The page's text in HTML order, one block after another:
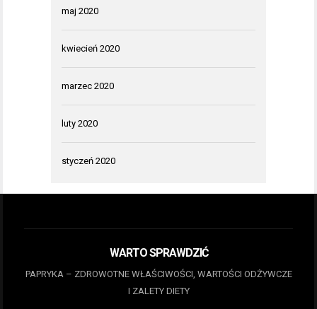
maj 2020
kwiecień 2020
marzec 2020
luty 2020
styczeń 2020
WARTO SPRAWDZIĆ
PAPRYKA – ZDROWOTNE WŁAŚCIWOŚCI, WARTOŚCI ODŻYWCZE
I ZALETY DIETY